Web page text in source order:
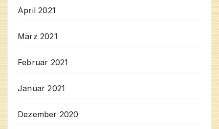
April 2021
März 2021
Februar 2021
Januar 2021
Dezember 2020